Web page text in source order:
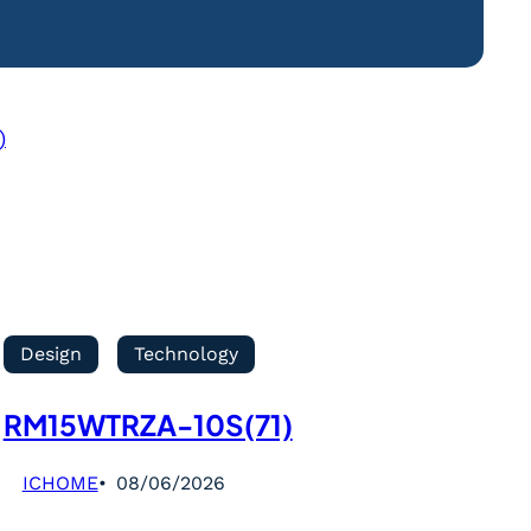
Design Technology
RM15WTRZA-10S(71)
ICHOME 08/06/2026